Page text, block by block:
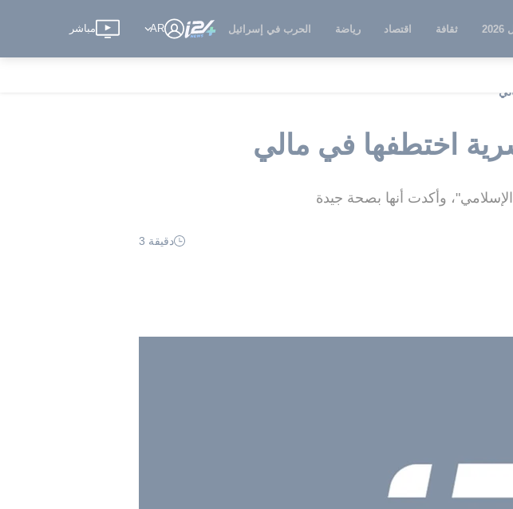
ثقافة اقتصاد رياضة الحرب في إسرائيل AR مباشر
اختطفها في مالي
دقيقة 3